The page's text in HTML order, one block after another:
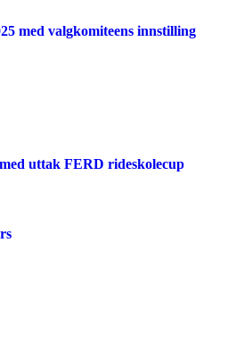
med valgkomiteens innstilling
uttak FERD rideskolecup